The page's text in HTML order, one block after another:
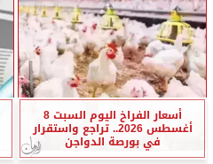
أسعار الفراخ اليوم السبت 8
أغسطس 2026.. تراجع واستقرار
في بورصة الدواجن